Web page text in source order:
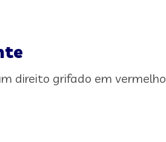
direito grifado em vermelho